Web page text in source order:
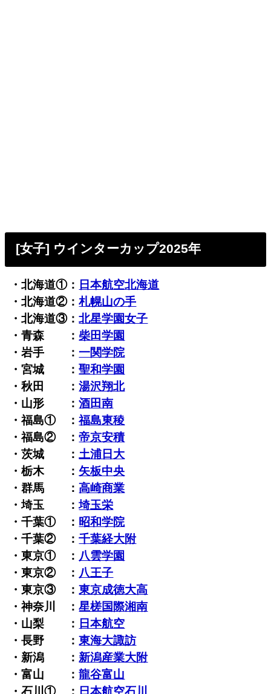
[女子] ウインターカップ2025年
・北海道①： 日本航空北海道
・北海道②：札幌山の手
・北海道③：北星学園女子
・青森 ： 柴田学園
・岩手 ：一関学院
・宮城 ：聖和学園
・秋田 ：湯沢翔北
・山形 ：酒田南
・福島① ：福島東稜
・福島② ：帝京安積
・茨城 ： 土浦日大
・栃木 ： 矢板中央
・群馬 ：高崎商業
・埼玉 ：埼玉栄
・千葉① ： 昭和学院
・千葉② ：千葉経大附
・東京① ： 八雲学園
・東京② ： 八王子
・東京③ ：東京成徳大高
・神奈川 ：星槎国際湘南
・山梨 ： 日本航空
・長野 ：東海大諏訪
・新潟 ： 新潟産業大附
・富山 ：龍谷富山
・石川① ： 日本航空石川